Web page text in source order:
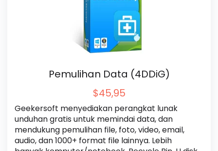
Pemulihan Data (4DDiG)
$45,95
Geekersoft menyediakan perangkat lunak
unduhan gratis untuk memindai data, dan
mendukung pemulihan file, foto, video, email,
audio, dan 1000+ format file lainnya. Lebih